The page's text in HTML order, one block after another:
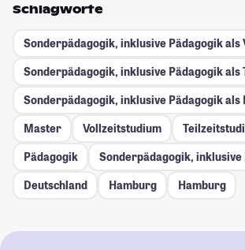
Schlagworte
Sonderpädagogik, inklusive Pädagogik als
Sonderpädagogik, inklusive Pädagogik als
Sonderpädagogik, inklusive Pädagogik als
Master
Vollzeitstudium
Pädagogik
Sonderpädagogik, inklusive
Deutschland
Hamburg Hamburg